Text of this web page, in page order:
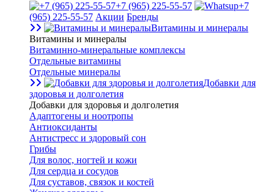
+7 (965) 225-55-57
+7
(965) 225-55-57 Акции Бренды
Витамины и минералы
Витамины и минералы
Витаминно-минеральные комплексы
Отдельные витамины
Отдельные минералы
Добавки для
здоровья и долголетия
Добавки для здоровья и долголетия
Адаптогены и ноотропы
Антиоксиданты
Антистресс и здоровый сон
Грибы
Для волос, ногтей и кожи
Для сердца и сосудов
Для суставов, связок и костей